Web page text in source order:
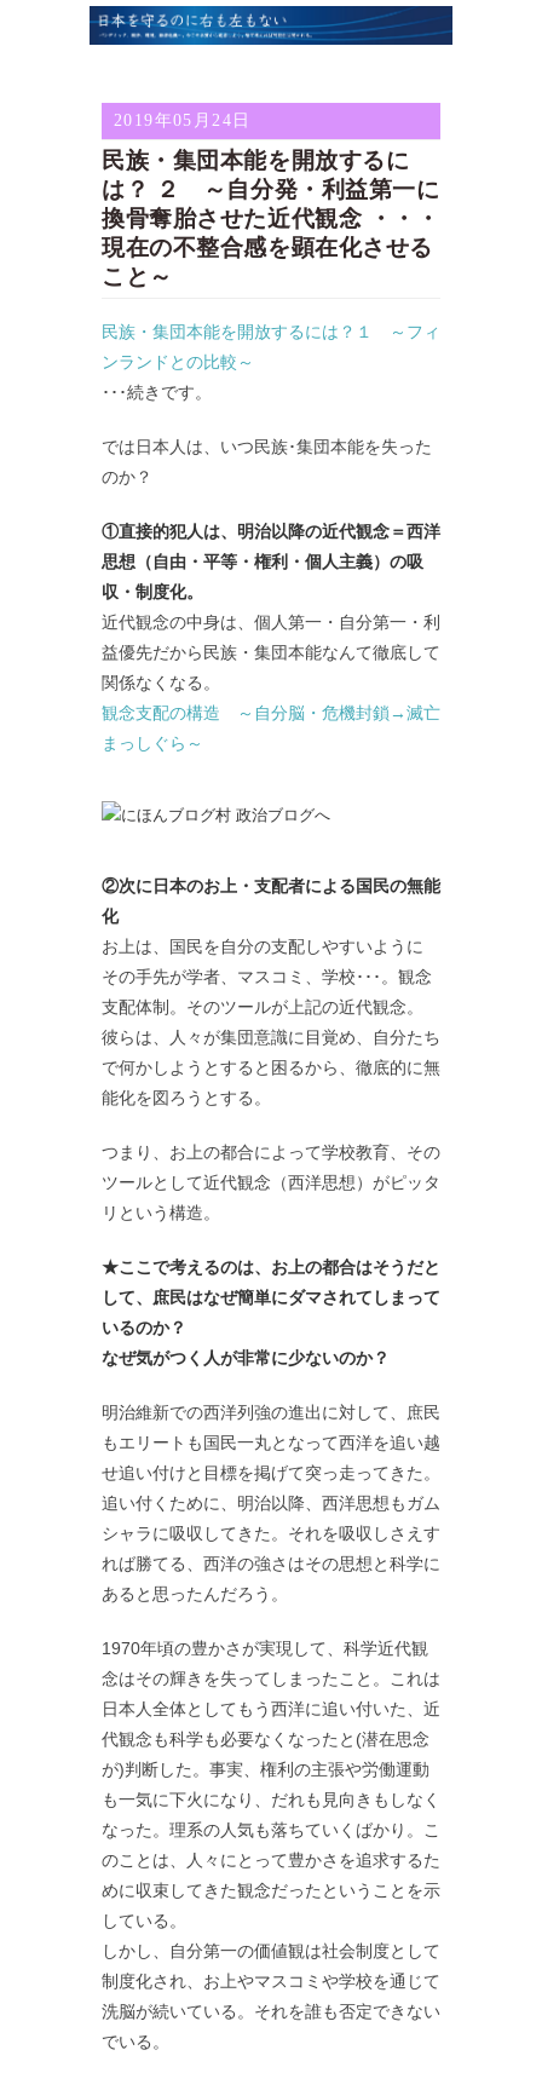
2019年05月24日
民族・集団本能を開放するに
は？ ２ ～自分発・利益第一に
換骨奪胎させた近代観念 ・・・
現在の不整合感を顕在化させる
こと～
民族・集団本能を開放するには？１ ～フィ
ンランドとの比較～
･･･続きです。
では日本人は、いつ民族･集団本能を失った
のか？
①直接的犯人は、明治以降の近代観念＝西洋
思想（自由・平等・権利・個人主義）の吸
収・制度化。
近代観念の中身は、個人第一・自分第一・利
益優先だから民族・集団本能なんて徹底して
関係なくなる。
観念支配の構造 ～自分脳・危機封鎖→滅亡
まっしぐら～
②次に日本のお上・支配者による国民の無能
化
お上は、国民を自分の支配しやすいように
その手先が学者、マスコミ、学校･･･。観念
支配体制。そのツールが上記の近代観念。
彼らは、人々が集団意識に目覚め、自分たち
で何かしようとすると困るから、徹底的に無
能化を図ろうとする。
つまり、お上の都合によって学校教育、その
ツールとして近代観念（西洋思想）がピッタ
リという構造。
★ここで考えるのは、お上の都合はそうだと
して、庶民はなぜ簡単にダマされてしまって
いるのか？
なぜ気がつく人が非常に少ないのか？
明治維新での西洋列強の進出に対して、庶民
もエリートも国民一丸となって西洋を追い越
せ追い付けと目標を掲げて突っ走ってきた。
追い付くために、明治以降、西洋思想もガム
シャラに吸収してきた。それを吸収しさえす
れば勝てる、西洋の強さはその思想と科学に
あると思ったんだろう。
1970年頃の豊かさが実現して、科学近代観
念はその輝きを失ってしまったこと。これは
日本人全体としてもう西洋に追い付いた、近
代観念も科学も必要なくなったと(潜在思念
が)判断した。事実、権利の主張や労働運動
も一気に下火になり、だれも見向きもしなく
なった。理系の人気も落ちていくばかり。こ
のことは、人々にとって豊かさを追求するた
めに収束してきた観念だったということを示
している。
しかし、自分第一の価値観は社会制度として
制度化され、お上やマスコミや学校を通じて
洗脳が続いている。それを誰も否定できない
でいる。